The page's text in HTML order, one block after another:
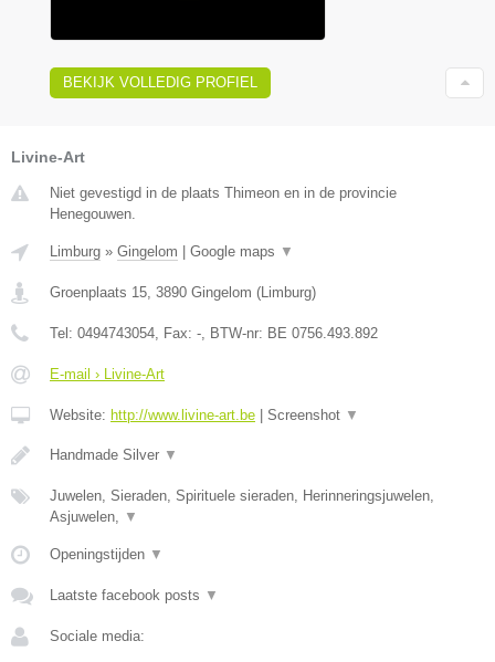
BEKIJK VOLLEDIG PROFIEL
Livine-Art
Niet gevestigd in de plaats Thimeon en in de provincie
Henegouwen.
Limburg » Gingelom | Google maps ▼
Groenplaats 15 3890 Gingelom (Limburg)
Tel: 0494743054 , Fax: - , BTW-nr: BE 0756.493.892
E-mail › Livine-Art
Website: http://www.livine-art.be | Screenshot ▼
Handmade Silver ▼
Juwelen, Sieraden, Spirituele sieraden, Herinneringsjuwelen,
Asjuwelen,
▼
Openingstijden ▼
Laatste facebook posts ▼
Sociale media: